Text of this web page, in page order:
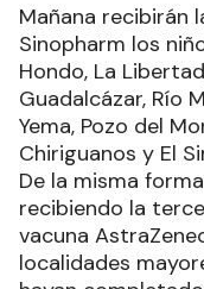
Mañana recibirán
Sinopharm los
Hondo, La
Guadalcázar, Río
Yema, Pozo del
Chiriguanos y El
De la misma
recibiendo la
vacuna
localidades